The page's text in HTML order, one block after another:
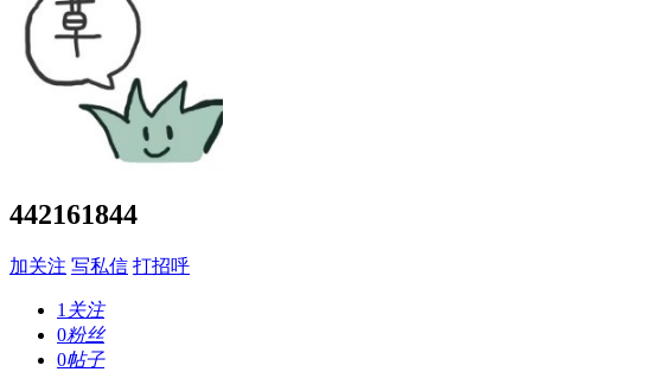
442161844
加关注 写私信 打招呼
1 关注
0粉丝
0帖子